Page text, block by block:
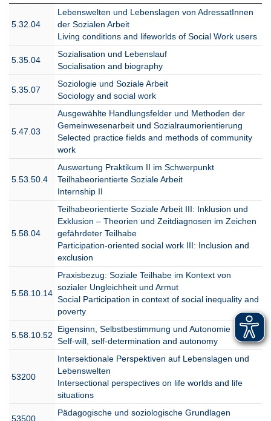
55820
Soziale Arbeit
Internship II in Participation-Oriented
Social Work
2025/26
Auswertung Praktikum II im
Schwerpunkt Teilhabeorientierte
Soziale Arbeit
Internship II in Participation-Oriented
Social Work
2026/27
55820
Auswertung Praktikum II im
Schwerpunkt Teilhabeorientierte
Soziale Arbeit
Internship II in Participation-Oriented
Social Work
SoSe 2026
Arbeit: Eine multidisziplinäre
Einführung
Work: A Multidisciplinary Introduction
O4
Arbeit: Eine multidisziplinäre
Einführung
Work: A Multidisciplinary Introduction
WiSe
Soziale Gerechtigkeit: Eine
multidisziplinäre Einführung
Social Justice: A Multidisciplinary
Introduction
SoSe 2026
Modul / Lehrveranstaltung
5.32.04
Lebenswelten und Lebenslagen von AdressatInnen
der Sozialen Arbeit
Living conditions and lifeworlds of Social Work users
5.35.04
Sozialisation und Lebenslauf
Socialisation and biography
5.35.07
Soziologie und Soziale Arbeit
Sociology and social work
5.47.03
Ausgewählte Handlungsfelder und Methoden der
Gemeinwesenarbeit und Sozialraumorientierung
Selected practice fields and methods of community
work
5.53.50.4
Auswertung Praktikum II im Schwerpunkt
Teilhabeorientierte Soziale Arbeit
Internship II
5.58.04
Teilhabeorientierte Soziale Arbeit III: Inklusion und
Exklusion – Theorien und Zeitdiagnosen im Zeichen
gefährdeter Teilhabe
Participation-oriented social work III: Inclusion and
exclusion
5.58.10.14
Praxisbezug: Soziale Teilhabe im Kontext von
sozialer Ungleichheit und Armut
Social Participation in context of social inequality and
poverty
5.58.10.52
Eigensinn, Selbstbestimmung und Autonomie
Self-will, self-determination and autonomy
53200
Intersektionale Perspektiven auf Lebenslagen und
Lebenswelten
Intersectional perspectives on life worlds and life
situations
53500
Pädagogische und soziologische Grundlagen